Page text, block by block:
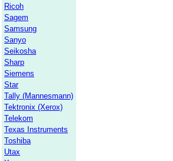
Ricoh
Sagem
Samsung
Sanyo
Seikosha
Sharp
Siemens
Star
Tally (Mannesmann)
Tektronix (Xerox)
Telekom
Texas Instruments
Toshiba
Utax